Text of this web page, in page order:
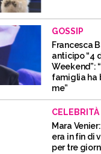
GOSSIP
Francesca
anticipo “4
Weekend”:
famiglia ha
me”
CELEBRITÀ
Mara
era in fin di
per tre